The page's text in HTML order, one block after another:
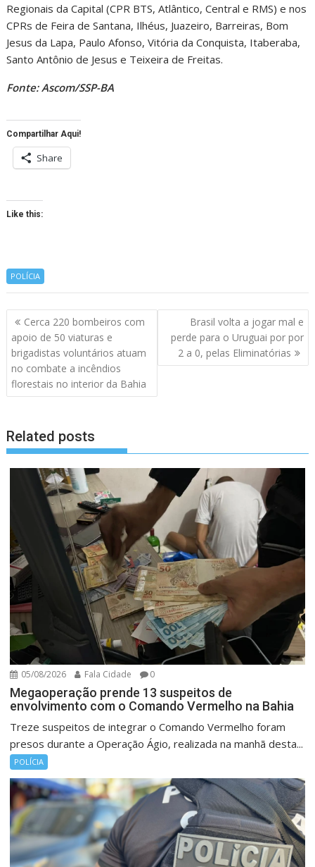
Regionais da Capital (CPR BTS, Atlântico, Central e RMS) e nos
CPRs de Feira de Santana, Ilhéus, Juazeiro, Barreiras, Bom
Jesus da Lapa, Paulo Afonso, Vitória da Conquista, Itaberaba,
Santo Antônio de Jesus e Teixeira de Freitas.
Fonte: Ascom/SSP-BA
Compartilhar Aqui!
Share
Like this:
POLÍCIA
Navegação
de
artigos
Cerca 220 bombeiros com
apoio de 50 viaturas e
brigadistas voluntários atuam
no combate a incêndios
florestais no interior da Bahia
Brasil volta a jogar mal e
perde para o Uruguai por por
2 a 0, pelas Eliminatórias
Related posts
05/08/2026 Fala Cidade 0
Megaoperação prende 13 suspeitos de
envolvimento com o Comando Vermelho na Bahia
Treze suspeitos de integrar o Comando Vermelho foram
presos durante a Operação Ágio, realizada na manhã desta...
POLÍCIA